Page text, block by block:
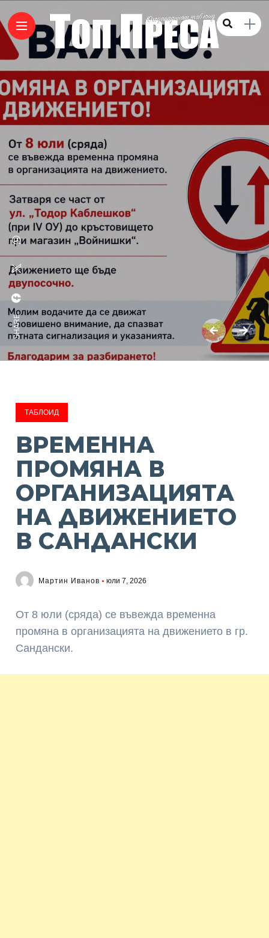
SHARE:
ТАБЛОИД
BРЕМЕННА
ПРОМЯНА В
ОРГАНИЗАЦИЯТА
НА ДВИЖЕНИЕТО
В САНДАНСКИ
Мартин Иванов юли 7, 2026
От 8 юли (сряда) се въвежда временна
промяна в организацията на движението в гр.
Сандански.